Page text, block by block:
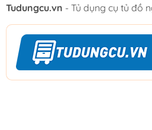
Tudungcu.vn - Tủ dụng cụ tủ đồ